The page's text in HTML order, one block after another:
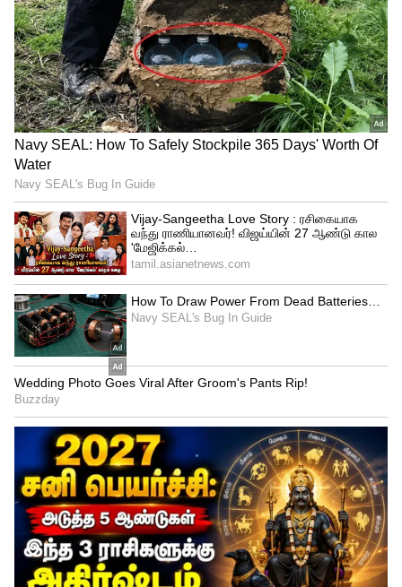
பாய்கிறது.
Related Articles
Guru Peyarchi Palangal 2026 in Tamil:
துலாம்: குருப்பெயர்ச்சி பலன்கள் - 2026
Guru Peyarchi 2026: 12 ராசிகளுக்கான
முழுமையான பலன்கள் & பரிகாரங்கள்